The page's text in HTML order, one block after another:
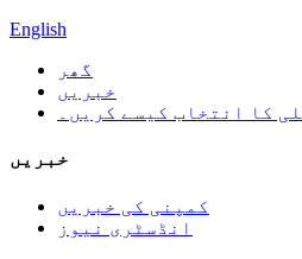
English
گھر
خبریں
کا انتخاب کیسے کریں۔
خبریں
کمپنی کی خبریں
انڈسٹری نیوز